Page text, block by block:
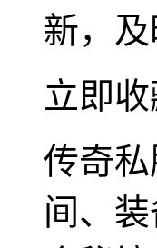
新，
立即
传奇
间、